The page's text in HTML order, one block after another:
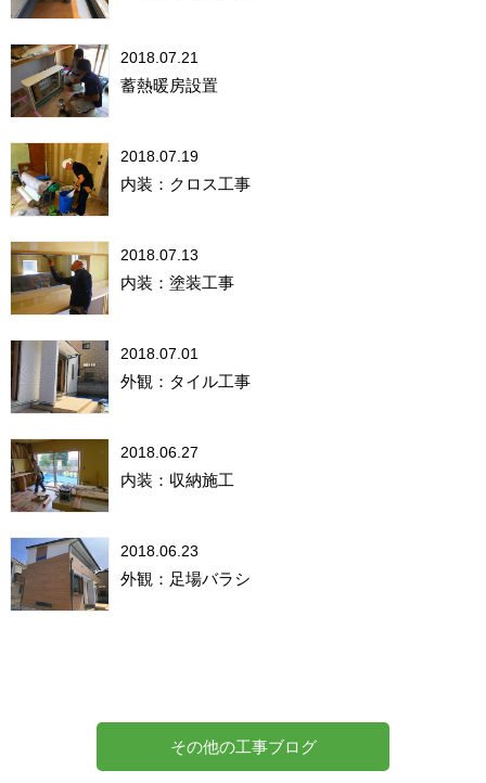
2018.07.21
蓄熱暖房設置
2018.07.19
内装：クロス工事
2018.07.13
内装：塗装工事
2018.07.01
外観：タイル工事
2018.06.27
内装：収納施工
2018.06.23
外観：足場バラシ
その他の工事ブログ